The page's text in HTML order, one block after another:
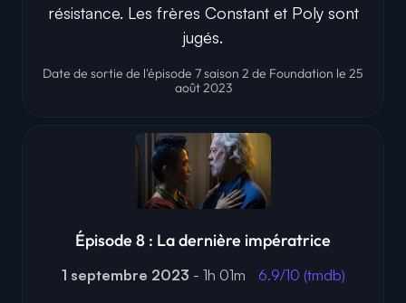
résistance. Les frères Constant et Poly sont
jugés.
Date de sortie de l'épisode 7 saison 2 de Foundation le 25
août 2023
Épisode 8 : La dernière impératrice
1 septembre 2023 - 1h 01m 6.9/10 (tmdb)